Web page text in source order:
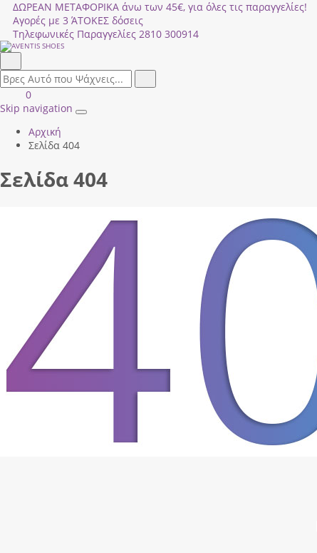
ΔΩΡΕΑΝ ΜΕΤΑΦΟΡΙΚΑ άνω των 45€, για όλες τις παραγγελίες!
Αγορές με 3 ΆΤΟΚΕΣ δόσεις
Τηλεφωνικές Παραγγελίες 2810 300914
field.search
Είσοδος
|
ΚΑΛΑΘΙ
ΑΓΟΡΩΝ
0
Skip navigation
Toggle
Αρχική
Σελίδα 404
Σελίδα 404